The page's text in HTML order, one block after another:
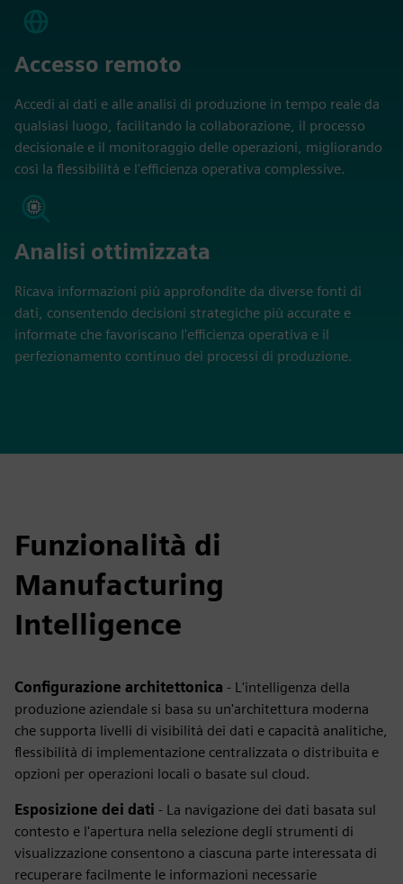
Accesso remoto
Accedi ai dati e alle analisi di produzione in tempo reale da
qualsiasi luogo, facilitando la collaborazione, il processo
decisionale e il monitoraggio delle operazioni, migliorando
così la flessibilità e l'efficienza operativa complessive.
Analisi ottimizzata
Ricava informazioni più approfondite da diverse fonti di
dati, consentendo decisioni strategiche più accurate e
informate che favoriscano l'efficienza operativa e il
perfezionamento continuo dei processi di produzione.
Funzionalità di
Manufacturing
Intelligence
Configurazione architettonica - L'intelligenza della
produzione aziendale si basa su un'architettura moderna
che supporta livelli di visibilità dei dati e capacità analitiche,
flessibilità di implementazione centralizzata o distribuita e
opzioni per operazioni locali o basate sul cloud.
Esposizione dei dati - La navigazione dei dati basata sul
contesto e l'apertura nella selezione degli strumenti di
visualizzazione consentono a ciascuna parte interessata di
recuperare facilmente le informazioni necessarie